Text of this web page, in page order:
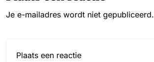
Je e-mailadres wordt niet gepubliceerd.